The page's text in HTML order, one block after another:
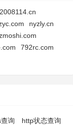
2008114.cn
nyzly.cn
792rc.com
询
http状态查询